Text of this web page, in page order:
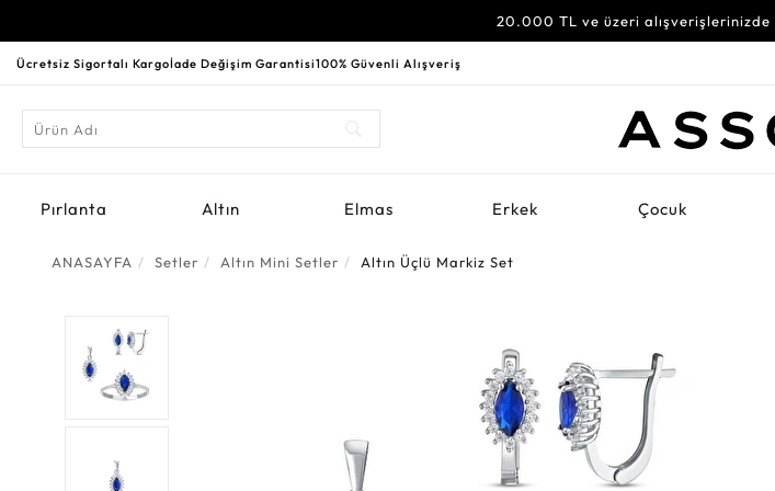
20.000 TL ve üzeri alışverişlerinizde
Ücretsiz Sigortalı Kargoİade Değişim Garantisi100% Güvenli Alışveriş
Pırlanta Altın Elmas Erkek Çocuk
ANASAYFA Setler Altın Mini Setler Altın Üçlü Markiz Set